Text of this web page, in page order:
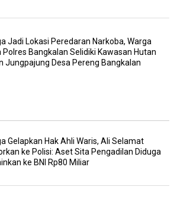
Jadi Lokasi Peredaran Narkoba, Warga
Polres Bangkalan Selidiki Kawasan Hutan
Jungpajung Desa Pereng Bangkalan
Gelapkan Hak Ahli Waris, Ali Selamat
ke Polisi: Aset Sita Pengadilan Diduga
ke BNI Rp80 Miliar